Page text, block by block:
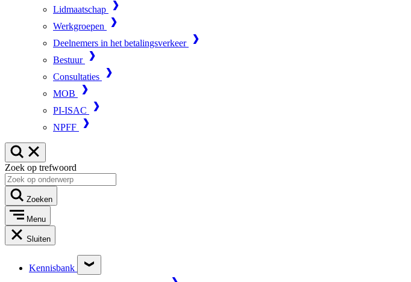
Lidmaatschap
Werkgroepen
Deelnemers in het betalingsverkeer
Bestuur
Consultaties
MOB
PI-ISAC
NPFF
Zoek op trefwoord
Zoeken
Menu
Sluiten
Kennisbank